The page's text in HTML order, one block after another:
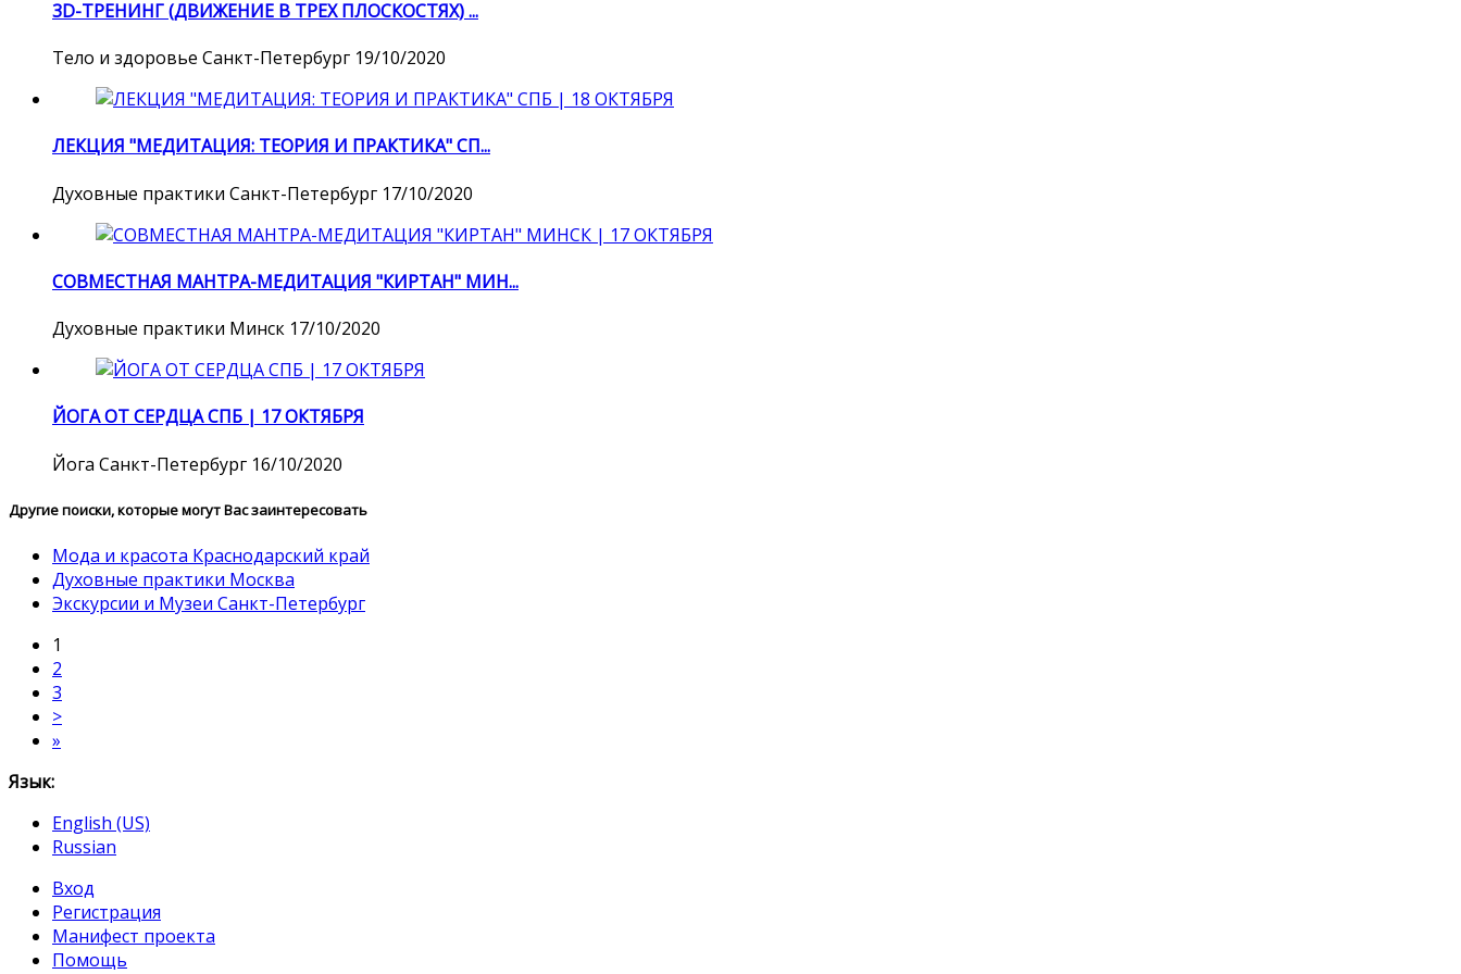
3D-ТРЕНИНГ (ДВИЖЕНИЕ В ТРЕХ ПЛОСКОСТЯХ) ...
Тело и здоровье Санкт-Петербург 19/10/2020
ЛЕКЦИЯ "МЕДИТАЦИЯ: ТЕОРИЯ И ПРАКТИКА" СП...
Духовные практики Санкт-Петербург 17/10/2020
СОВМЕСТНАЯ МАНТРА-МЕДИТАЦИЯ "КИРТАН" МИН...
Духовные практики Минск 17/10/2020
ЙОГА ОТ СЕРДЦА СПБ | 17 ОКТЯБРЯ
Йога Санкт-Петербург 16/10/2020
Другие поиски, которые могут Вас заинтересовать
Мода и красота Краснодарский край
Духовные практики Москва
Экскурсии и Музеи Санкт-Петербург
1
2
3
>
»
Язык:
English (US)
Russian
Вход
Регистрация
Манифест проекта
Помощь